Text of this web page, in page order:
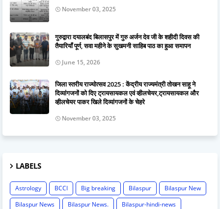
November 03, 2025
गुरुद्वारा दयालबंद बिलासपुर में गुरु अर्जन देव जी के शहीदी दिवस की
तैयारियाँ पूर्ण, सवा महीने के सुखमनी साहिब पाठ का हुआ समापन
June 15, 2026
जिला स्तरीय राज्योत्सव 2025 : केंद्रीय राज्यमंत्री तोखन साहू ने
दिव्यांगजनों को दिए ट्रायसायकल एवं व्हीलचेयर,ट्रायसायकल और
व्हीलचेयर पाकर खिले दिव्यांगजनों के चेहरे
November 03, 2025
LABELS
Astrology BCCI Big breaking Bilaspur
Bilaspur New
Bilaspur News
Bilaspur News.
Bilaspur-hindi-news